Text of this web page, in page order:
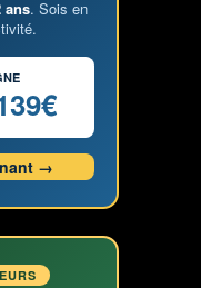
ans. Sois en
→